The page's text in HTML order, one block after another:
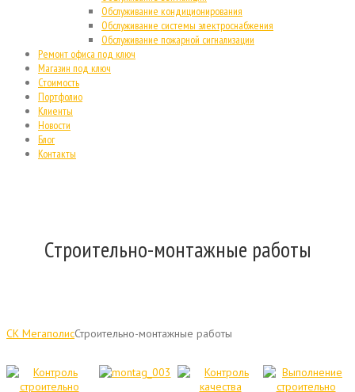
Обслуживание кондиционирования
Обслуживание системы электроснабжения
Обслуживание пожарной сигнализации
Ремонт офиса под ключ
Магазин под ключ
Стоимость
Портфолио
Клиенты
Новости
Блог
Контакты
Строительно-монтажные работы
СК МегаполисСтроительно-монтажные работы